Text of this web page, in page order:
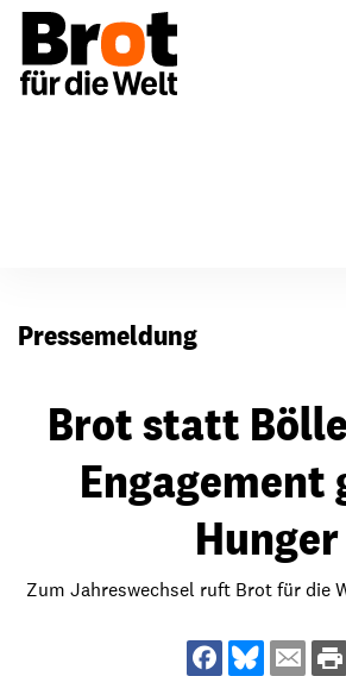
Pressemeldung
Brot statt
Engagement
Hunger
Zum Jahreswechsel ruft Brot für die